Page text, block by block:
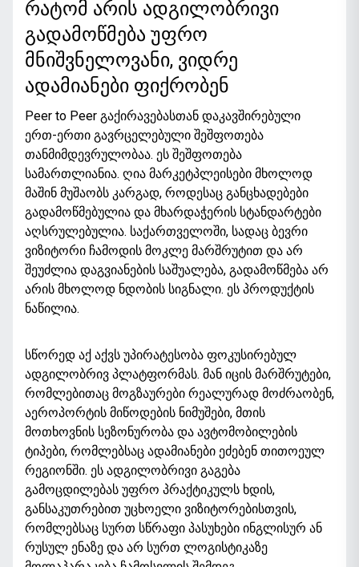
რატომ არის ადგილობრივი
გადამოწმება უფრო
მნიშვნელოვანი, ვიდრე
ადამიანები ფიქრობენ
Peer to Peer გაქირავებასთან დაკავშირებული
ერთ-ერთი გავრცელებული შეშფოთება
თანმიმდევრულობაა. ეს შეშფოთება
სამართლიანია. ღია მარკეტპლეისები მხოლოდ
მაშინ მუშაობს კარგად, როდესაც განცხადებები
გადამოწმებულია და მხარდაჭერის სტანდარტები
აღსრულებულია. საქართველოში, სადაც ბევრი
ვიზიტორი ჩამოდის მოკლე მარშრუტით და არ
შეუძლია დაგვიანების საშუალება, გადამოწმება არ
არის მხოლოდ ნდობის სიგნალი. ეს პროდუქტის
ნაწილია.
სწორედ აქ აქვს უპირატესობა ფოკუსირებულ
ადგილობრივ პლატფორმას. მან იცის მარშრუტები,
რომლებითაც მოგზაურები რეალურად მოძრაობენ,
აეროპორტის მიწოდების ნიმუშები, მთის
მოთხოვნის სეზონურობა და ავტომობილების
ტიპები, რომლებსაც ადამიანები ეძებენ თითოეულ
რეგიონში. ეს ადგილობრივი გაგება
გამოცდილებას უფრო პრაქტიკულს ხდის,
განსაკუთრებით უცხოელი ვიზიტორებისთვის,
რომლებსაც სურთ სწრაფი პასუხები ინგლისურ ან
რუსულ ენაზე და არ სურთ ლოგისტიკაზე